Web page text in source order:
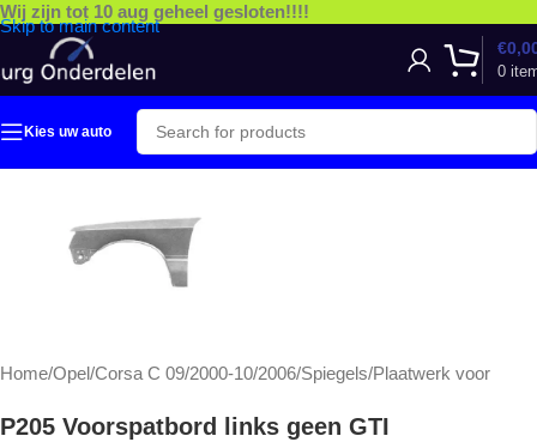
Skip to main content
Wij zijn tot 10 aug geheel gesloten!!!!
0
€
Kies uw auto
Home/Opel/Corsa C 09/2000-10/2006/Spiegels/Plaatwerk voor
P205 Voorspatbord links geen GTI